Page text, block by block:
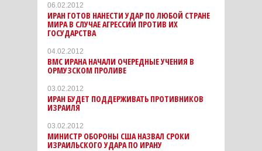
06.02.2012
ИРАН ГОТОВ НАНЕСТИ УДАР ПО ЛЮБОЙ СТРАНЕ
МИРА В СЛУЧАЕ АГРЕССИИ ПРОТИВ ИХ
ГОСУДАРСТВА
04.02.2012
ВМС ИРАНА НАЧАЛИ ОЧЕРЕДНЫЕ УЧЕНИЯ В
ОРМУЗСКОМ ПРОЛИВЕ
03.02.2012
ИРАН БУДЕТ ПОДДЕРЖИВАТЬ ПРОТИВНИКОВ
ИЗРАИЛЯ
03.02.2012
МИНИСТР ОБОРОНЫ США НАЗВАЛ СРОКИ
ИЗРАИЛЬСКОГО УДАРА ПО ИРАНУ